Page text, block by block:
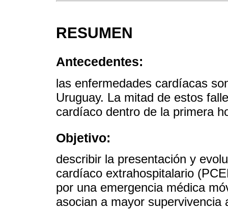
RESUMEN
Antecedentes:
las enfermedades cardíacas
Uruguay. La mitad de estos
cardíaco dentro de la primera
Objetivo:
describir la presentación y
cardíaco extrahospitalario
por una emergencia médica
asocian a mayor supervivencia